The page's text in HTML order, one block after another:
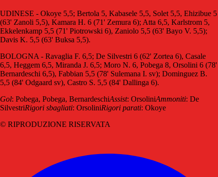
UDINESE - Okoye 5,5; Bertola 5, Kabasele 5,5, Solet 5,5, Ehizibue 5
(63' Zanoli 5,5), Kamara H. 6 (71' Zemura 6); Atta 6,5, Karlstrom 5,
Ekkelenkamp 5,5 (71' Piotrowski 6), Zaniolo 5,5 (63' Bayo V. 5,5);
Davis K. 5,5 (63' Buksa 5,5).
BOLOGNA - Ravaglia F. 6,5; De Silvestri 6 (62' Zortea 6), Casale
6,5, Heggem 6,5, Miranda J. 6,5; Moro N. 6, Pobega 8, Orsolini 6 (78'
Bernardeschi 6,5), Fabbian 5,5 (78' Sulemana I. sv); Dominguez B.
5,5 (84' Odgaard sv), Castro S. 5,5 (84' Dallinga 6).
Gol: Pobega, Pobega, BernardeschiAssist: OrsoliniAmmoniti: De
SilvestriRigori sbagliati: OrsoliniRigori parati: Okoye
© RIPRODUZIONE RISERVATA